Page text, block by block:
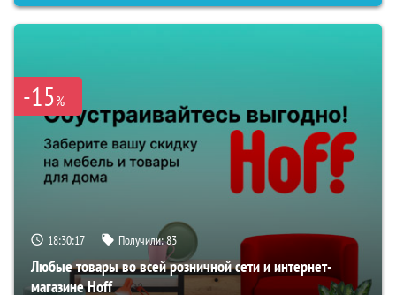
-15%
18:30:16 Получили:83
Любые товары во всей розничной сети и интернет-
магазине Hoff